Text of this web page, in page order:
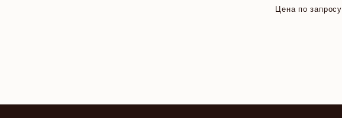
Цена по запросу